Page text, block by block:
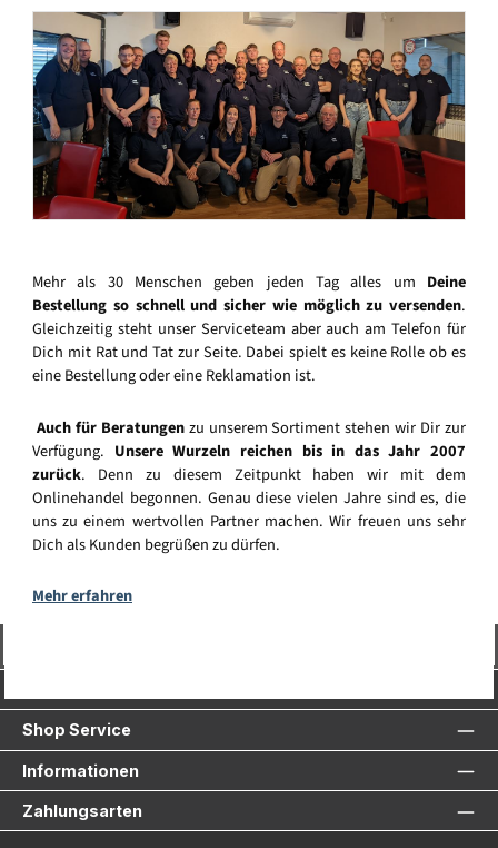
Mehr als 30 Menschen geben jeden Tag alles um Deine
Bestellung so schnell und sicher wie möglich zu versenden.
Gleichzeitig steht unser Serviceteam aber auch am Telefon für
Dich mit Rat und Tat zur Seite. Dabei spielt es keine Rolle ob es
eine Bestellung oder eine Reklamation ist.
Auch für Beratungenzu unserem Sortiment stehen wir Dir zur
Verfügung. Unsere Wurzeln reichen bis in das Jahr 2007
zurück. Denn zu diesem Zeitpunkt haben wir mit dem
Onlinehandel begonnen. Genau diese vielen Jahre sind es, die
uns zu einem wertvollen Partner machen. Wir freuen uns sehr
Dich als Kunden begrüßen zu dürfen.
Mehr erfahren
Shop Service
Informationen
Zahlungsarten